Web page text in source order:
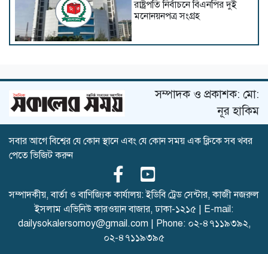
রাষ্ট্রপতি নির্বাচনে বিএনপির দুই
মনোনয়নপত্র সংগ্রহ
স্বাস্থ্যমন্ত্রীর নেতৃত্বে স্বাস্থ্য খাতে
নতুন গতি
প্রতিমন্ত্রী
হেলিকপ্টারে মহেশখালীর পথে
প্রধানমন্ত্রী
সম্পাদক ও প্রকাশক: মো:
নূর হাকিম
সবার আগে বিশ্বের যে কোন স্থানে এবং যে কোন সময় এক ক্লিকে সব খবর
পেতে ভিজিট করুন
সম্পাদকীয়, বার্তা ও বাণিজ্যিক কার্যালয়: ইডিবি ট্রেড সেন্টার, কাজী নজরুল
ইসলাম এভিনিউ কারওয়ান বাজার, ঢাকা-১২১৫ | E-mail:
dailysokalersomoy@gmail.com | Phone: ০২-৪৭১১৯৩৯২,
০২-৪৭১১৯৩৯৫